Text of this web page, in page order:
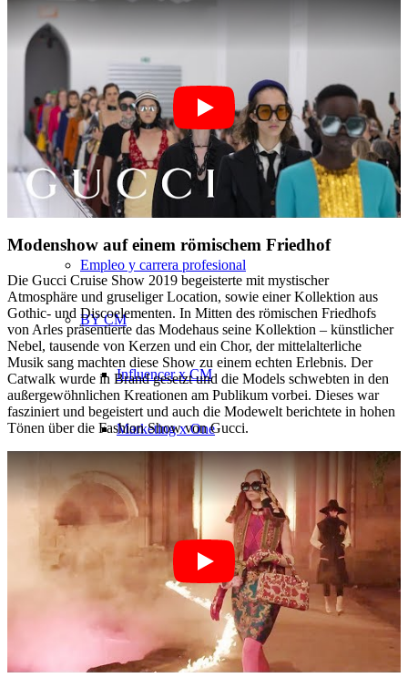
New York
París
Desfile de moda
Empleo y carrera profesional
BY CM
Influencer x CM
Marketing x One
Realidad virtual
Immobilien x Lukinski
Revista x FIV
Couture x CM
Modenshow auf einem römischem Friedhof
Die Gucci Cruise Show 2019 begeisterte mit mystischer
Atmosphäre und gruseliger Location, sowie einer Kollektion aus
Gothic- und Discoelementen. In Mitten des römischen Friedhofs
von Arles präsentierte das Modehaus seine Kollektion – künstlicher
Nebel, tausende von Kerzen und ein Chor, der mittelalterliche
Musik sang machten diese Show zu einem echten Erlebnis. Der
Catwalk wurde in Brand gesetzt und die Models schwebten in den
außergewöhnlichen Kreationen am Publikum vorbei. Dieses war
fasziniert und begeistert und auch die Modewelt berichtete in hohen
Tönen über die Fashion Show von Gucci.